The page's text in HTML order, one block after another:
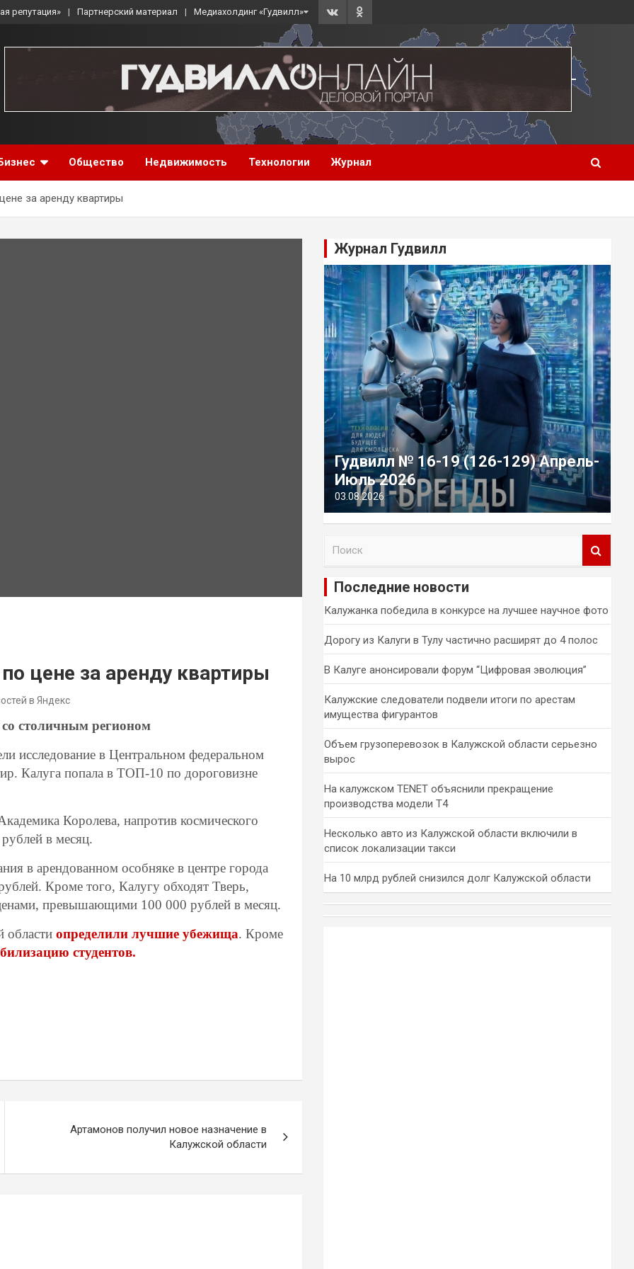
репутация» Партнерский материал Медиахолдинг «Гудвилл»
Общество Недвижимость Технологии Журнал
за аренду квартиры
цене за аренду квартиры
в Яндекс
столичным регионом
исследование в Центральном федеральном
Калуга попала в ТОП-10 по дороговизне
Королева, напротив космического
в месяц.
в арендованном особняке в центре города
Кроме того, Калугу обходят Тверь,
превышающими 100 000 рублей в месяц.
области определили лучшие убежища. Кроме
студентов.
Артамонов получил новое назначение в
Калужской области
Журнал Гудвилл
Гудвилл № 16-19 (126-129) Апрель-
Июль 2026
03.08.2026
и
Последние новости
Калужанка победила в конкурсе на лучшее научное фото
Дорогу из Калуги в Тулу частично расширят до 4 полос
В Калуге анонсировали форум “Цифровая эволюция”
Калужские следователи подвели итоги по арестам
имущества фигурантов
Объем грузоперевозок в Калужской области серьезно
вырос
На калужском TENET объяснили прекращение
производства модели T4
Несколько авто из Калужской области включили в
список локализации такси
На 10 млрд рублей снизился долг Калужской области